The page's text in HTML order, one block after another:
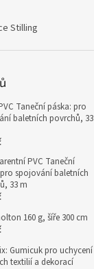
Stilling
Taneční páska: pro
baletních povrchů, 33
PVC Taneční
spojování baletních
33 m
160 g, šíře 300 cm
Gumicuk pro uchycení
textilií a dekorací